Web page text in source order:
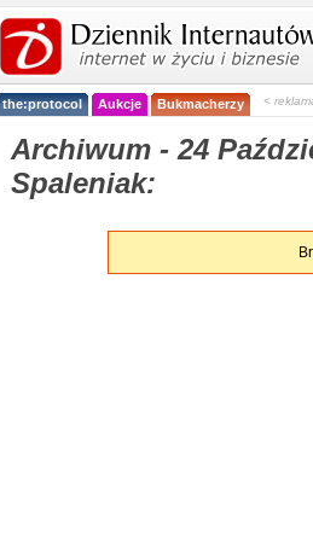
the:protocol Aukcje Bukmacherzy <
Archiwum - 24
Spaleniak: